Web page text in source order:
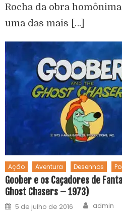
Rocha da obra
uma das mais […]
Ação Aventura Desenhos
Goober e os Caçadores de
Ghost Chasers – 1973)
5 de julho de 2016 admin